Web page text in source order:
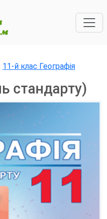
11-й клас Географія
стандарту)